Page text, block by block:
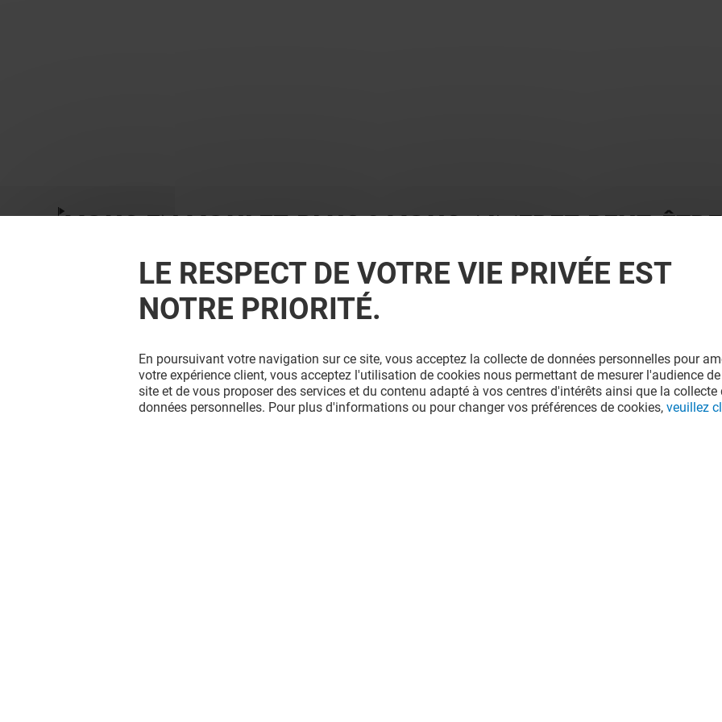
VOUS EN VOULEZ PLUS ? VOUS AIMEREZ PEUT-ÊTRE
LE RESPECT DE VOTRE VIE PRIVÉE EST
NOTRE PRIORITÉ.
En poursuivant votre navigation sur ce site, vous acceptez la collecte de données personnelles pour
votre expérience client, vous acceptez l'utilisation de cookies nous permettant de mesurer l'audience
site et de vous proposer des services et du contenu adapté à vos centres d'intérêts ainsi que la collecte
données personnelles. Pour plus d'informations ou pour changer vos préférences de cookies, veuillez